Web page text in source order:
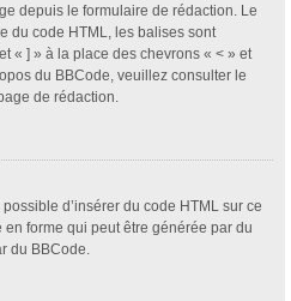
depuis le formulaire de rédaction. Le
du code HTML, les balises sont
« ] » à la place des chevrons « < » et
du BBCode, veuillez consulter le
de rédaction.
d’insérer du code HTML sur ce
forme qui peut être générée par du
du BBCode.